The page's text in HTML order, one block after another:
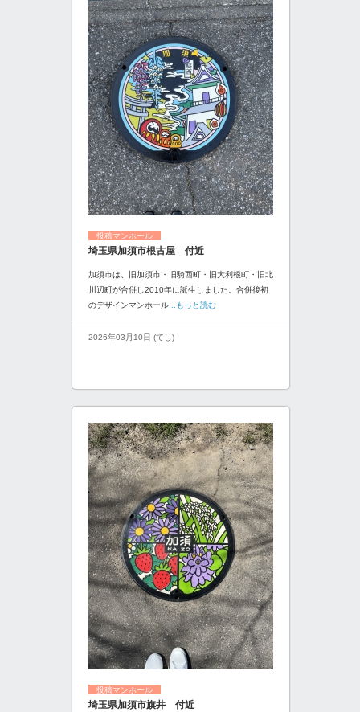
投稿マンホール
埼玉県加須市根古屋 付近
加須市は、旧加須市・旧騎西町・旧大利根町・旧北
川辺町が合併し2010年に誕生しました。合併後初
のデザインマンホール...もっと読む
2026年03月10日 (てし)
投稿マンホール
埼玉県加須市旗井 付近